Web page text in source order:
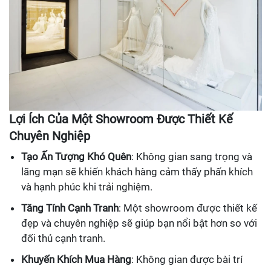
Lợi Ích Của Một Showroom Được Thiết Kế
Chuyên Nghiệp
Tạo Ấn Tượng Khó Quên: Không gian sang trọng và
lãng mạn sẽ khiến khách hàng cảm thấy phấn khích
và hạnh phúc khi trải nghiệm.
Tăng Tính Cạnh Tranh: Một showroom được thiết kế
đẹp và chuyên nghiệp sẽ giúp bạn nổi bật hơn so với
đối thủ cạnh tranh.
Khuyến Khích Mua Hàng: Không gian được bài trí